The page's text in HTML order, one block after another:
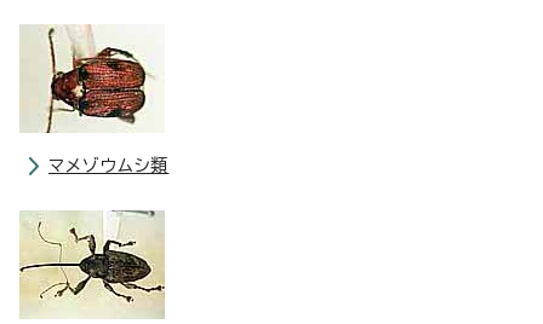
マメゾウムシ類